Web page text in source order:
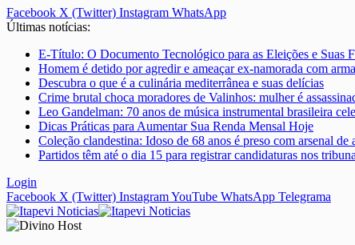
Facebook X (Twitter) Instagram WhatsApp
Últimas notícias:
E-Título: O Documento Tecnológico para as Eleições e Suas
Homem é detido por agredir e ameaçar ex-namorada com
Descubra o que é a culinária mediterrânea e suas delícias
Crime brutal choca moradores de Valinhos: mulher é
Leo Gandelman: 70 anos de música instrumental brasileira
Dicas Práticas para Aumentar Sua Renda Mensal Hoje
Coleção clandestina: Idoso de 68 anos é preso com arsenal de
Partidos têm até o dia 15 para registrar candidaturas nos
Login
Facebook X (Twitter) InstagramYouTube WhatsApp Telegrama